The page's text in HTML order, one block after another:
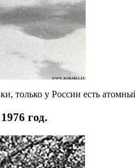
только у России есть
год.